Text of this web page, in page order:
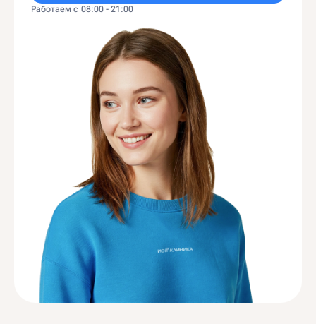
Работаем с 08:00 - 21:00